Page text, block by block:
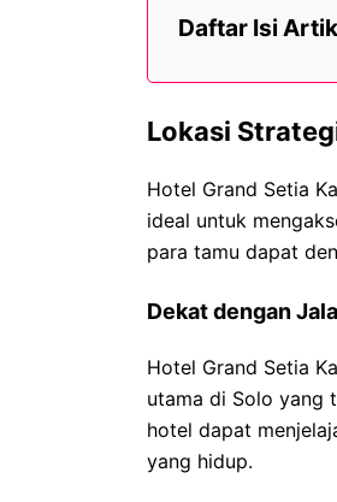
Daftar Isi
Lokasi
Hotel Grand Setia
ideal untuk
para tamu dapat
Dekat dengan
Hotel Grand Setia
utama di Solo yang
hotel dapat
yang hidup.